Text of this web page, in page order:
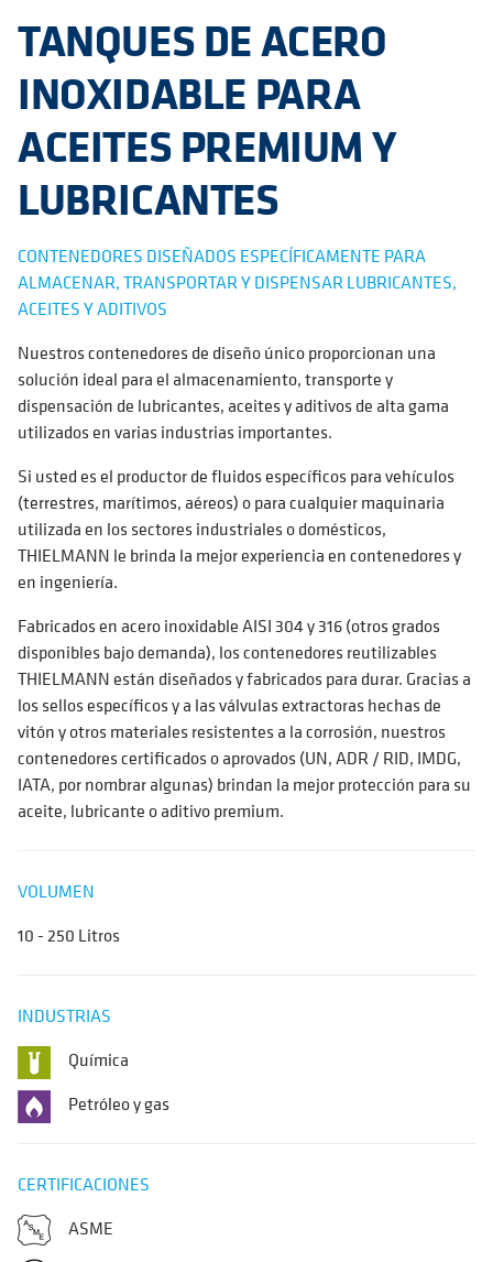
TANQUES DE ACERO
INOXIDABLE PARA
ACEITES PREMIUM Y
LUBRICANTES
CONTENEDORES DISEÑADOS ESPECÍFICAMENTE PARA
ALMACENAR, TRANSPORTAR Y DISPENSAR LUBRICANTES,
ACEITES Y ADITIVOS
Nuestros contenedores de diseño único proporcionan una
solución ideal para el almacenamiento, transporte y
dispensación de lubricantes, aceites y aditivos de alta gama
utilizados en varias industrias importantes.
Si usted es el productor de fluidos específicos para vehículos
(terrestres, marítimos, aéreos) o para cualquier maquinaria
utilizada en los sectores industriales o domésticos,
THIELMANN le brinda la mejor experiencia en contenedores y
en ingeniería.
Fabricados en acero inoxidable AISI 304 y 316 (otros grados
disponibles bajo demanda), los contenedores reutilizables
THIELMANN están diseñados y fabricados para durar. Gracias a
los sellos específicos y a las válvulas extractoras hechas de
vitón y otros materiales resistentes a la corrosión, nuestros
contenedores certificados o aprovados (UN, ADR / RID, IMDG,
IATA, por nombrar algunas) brindan la mejor protección para su
aceite, lubricante o aditivo premium.
VOLUMEN
10 - 250 Litros
INDUSTRIAS
Química
Petróleo y gas
CERTIFICACIONES
ASME